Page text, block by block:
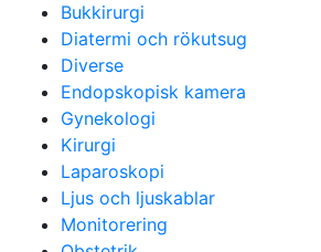
Bukkirurgi
Diatermi och rökutsug
Diverse
Endopskopisk kamera
Gynekologi
Kirurgi
Laparoskopi
Ljus och ljuskablar
Monitorering